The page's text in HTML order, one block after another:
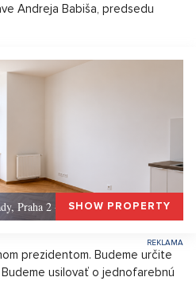
Andreja Babiša, predsedu
Praha 2 - 50 m², Praha 2
SHOW PROPERTY
prezidentom. Budeme určite
usilovať o jednofarebnú